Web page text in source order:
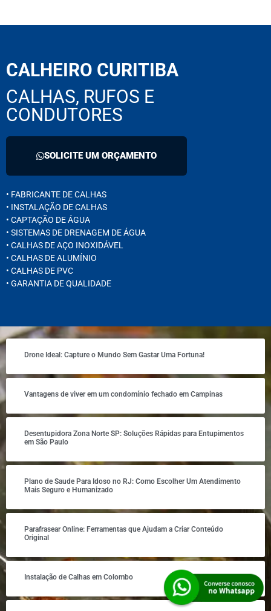
CALHEIRO CURITIBA
CALHAS, RUFOS E
CONDUTORES
SOLICITE UM ORÇAMENTO
• FABRICANTE DE CALHAS
• INSTALAÇÃO DE CALHAS
• CAPTAÇÃO DE ÁGUA
• SISTEMAS DE DRENAGEM DE ÁGUA
• CALHAS DE AÇO INOXIDÁVEL
• CALHAS DE ALUMÍNIO
• CALHAS DE PVC
• GARANTIA DE QUALIDADE
Drone Ideal: Capture o Mundo Sem Gastar Uma Fortuna!
Vantagens de viver em um condomínio fechado em Campinas
Desentupidora Zona Norte SP: Soluções Rápidas para Entupimentos
em São Paulo
Plano de Saude Para Idoso no RJ: Como Escolher Um Atendimento
Mais Seguro e Humanizado
Parafrasear Online: Ferramentas que Ajudam a Criar Conteúdo
Original
Instalação de Calhas em Colombo